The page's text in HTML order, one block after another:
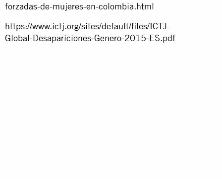
forzadas-de-mujeres-en-colombia.html
https://www.ictj.org/sites/default/files/ICTJ-
Global-Desapariciones-Genero-2015-ES.pdf